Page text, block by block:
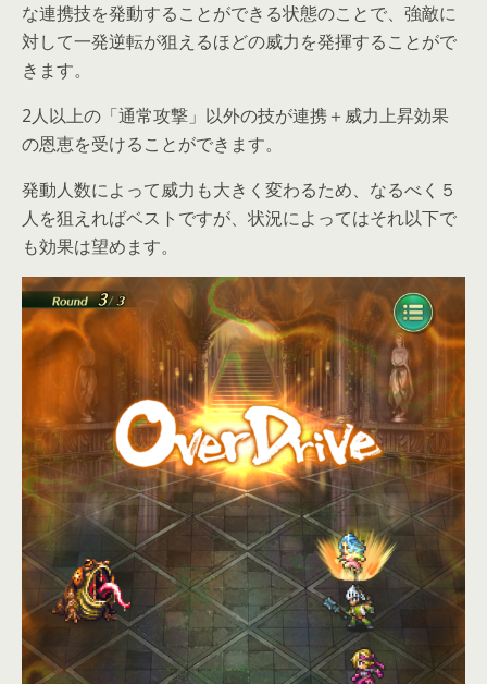
な連携技を発動することができる状態のことで、強敵に
対して一発逆転が狙えるほどの威力を発揮することがで
きます。
2人以上の「通常攻撃」以外の技が連携＋威力上昇効果
の恩恵を受けることができます。
発動人数によって威力も大きく変わるため、なるべく５
人を狙えればベストですが、状況によってはそれ以下で
も効果は望めます。